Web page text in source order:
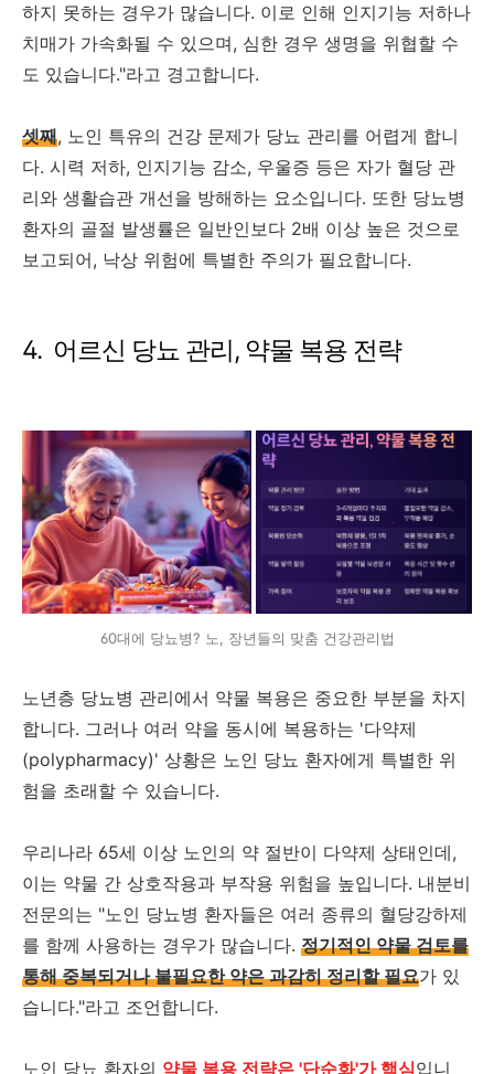
하지 못하는 경우가 많습니다. 이로 인해 인지기능 저하나
치매가 가속화될 수 있으며, 심한 경우 생명을 위협할 수
도 있습니다."라고 경고합니다.
셋째, 노인 특유의 건강 문제가 당뇨 관리를 어렵게 합니
다. 시력 저하, 인지기능 감소, 우울증 등은 자가 혈당 관
리와 생활습관 개선을 방해하는 요소입니다. 또한 당뇨병
환자의 골절 발생률은 일반인보다 2배 이상 높은 것으로
보고되어, 낙상 위험에 특별한 주의가 필요합니다.
4. 어르신 당뇨 관리, 약물 복용 전략
60대에 당뇨병? 노, 장년들의 맞춤 건강관리법
노년층 당뇨병 관리에서 약물 복용은 중요한 부분을 차지
합니다. 그러나 여러 약을 동시에 복용하는 '다약제
(polypharmacy)' 상황은 노인 당뇨 환자에게 특별한 위
험을 초래할 수 있습니다.
우리나라 65세 이상 노인의 약 절반이 다약제 상태인데,
이는 약물 간 상호작용과 부작용 위험을 높입니다. 내분비
전문의는 "노인 당뇨병 환자들은 여러 종류의 혈당강하제
를 함께 사용하는 경우가 많습니다. 정기적인 약물 검토를
통해 중복되거나 불필요한 약은 과감히 정리할 필요가 있
습니다."라고 조언합니다.
노인 당뇨 환자의 약물 복용 전략은 '단순화'가 핵심입니